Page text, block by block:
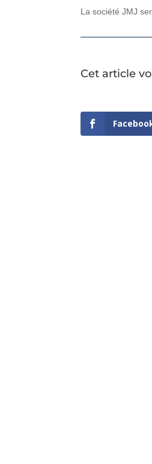
La société JMJ
Cet article